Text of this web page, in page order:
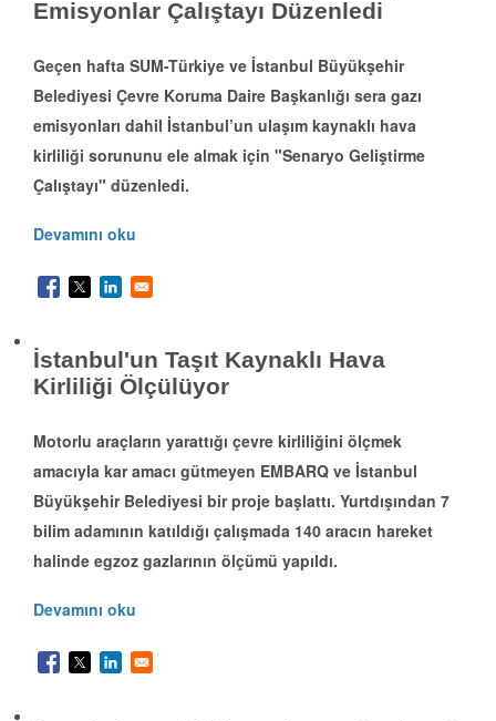
Emisyonlar Çalıştayı Düzenledi
Geçen hafta SUM-Türkiye ve İstanbul Büyükşehir
Belediyesi Çevre Koruma Daire Başkanlığı sera gazı
emisyonları dahil İstanbul’un ulaşım kaynaklı hava
kirliliği sorununu ele almak için "Senaryo Geliştirme
Çalıştayı" düzenledi.
Devamını oku
İstanbul'un Taşıt Kaynaklı Hava
Kirliliği Ölçülüyor
Motorlu araçların yarattığı çevre kirliliğini ölçmek
amacıyla kar amacı gütmeyen EMBARQ ve İstanbul
Büyükşehir Belediyesi bir proje başlattı. Yurtdışından 7
bilim adamının katıldığı çalışmada 140 aracın hareket
halinde egzoz gazlarının ölçümü yapıldı.
Devamını oku